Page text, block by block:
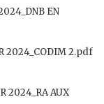
EN
2024_CODIM 2.pdf
2024_RA AUX